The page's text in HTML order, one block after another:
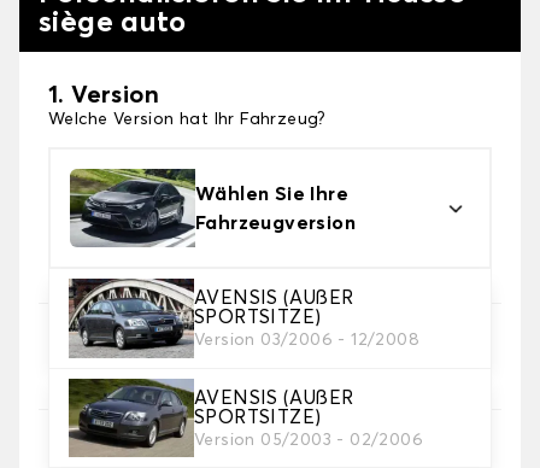
siège auto
1. Version
Welche Version hat Ihr Fahrzeug?
Wählen Sie Ihre
Fahrzeugversion
AVENSIS (AUßER
SPORTSITZE)
Version 03/2006 - 12/2008
AVENSIS (AUßER
SPORTSITZE)
Version 05/2003 - 02/2006
2. Satz von Bezügen
3. Material